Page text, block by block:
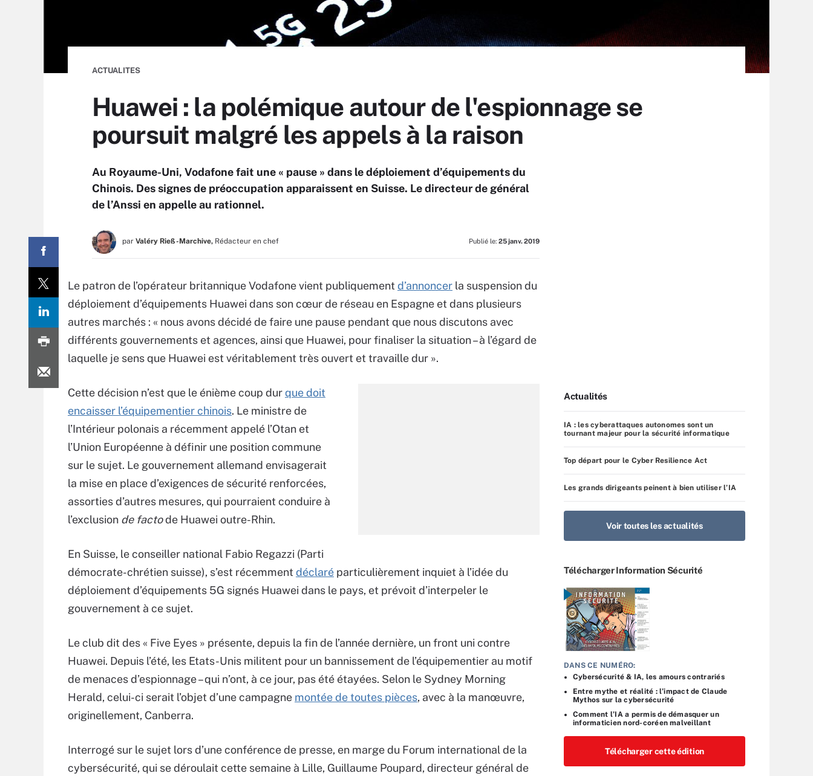
ACTUALITES
Huawei : la polémique autour de l'espionnage se
poursuit malgré les appels à la raison
Au Royaume-Uni, Vodafone fait une « pause » dans le déploiement d’équipements du
Chinois. Des signes de préoccupation apparaissent en Suisse. Le directeur de général
de l’Anssi en appelle au rationnel.
par Valéry Rieß-Marchive, Rédacteur en chef Publié le: 25 janv. 2019
Le patron de l’opérateur britannique Vodafone vient publiquement d’annoncer la suspension du
déploiement d’équipements Huawei dans son cœur de réseau en Espagne et dans plusieurs
autres marchés : « nous avons décidé de faire une pause pendant que nous discutons avec
différents gouvernements et agences, ainsi que Huawei, pour finaliser la situation – à l’égard de
laquelle je sens que Huawei est véritablement très ouvert et travaille dur ».
Cette décision n’est que le énième coup durque doit
encaisser l’équipementier chinois. Le ministre de
l’Intérieur polonais a récemment appelé l’Otan et
l’Union Européenne à définir une position commune
sur le sujet. Le gouvernement allemand envisagerait
la mise en place d’exigences de sécurité renforcées,
assorties d’autres mesures, qui pourraient conduire à
l’exclusion de factode Huawei outre-Rhin.
En Suisse, le conseiller national Fabio Regazzi (Parti
démocrate-chrétien suisse), s’est récemment déclaré particulièrement inquiet à l’idée du
déploiement d’équipements 5G signés Huawei dans le pays, et prévoit d’interpeler le
gouvernement à ce sujet.
Le club dit des « Five Eyes » présente, depuis la fin de l’année dernière, un front uni contre
Huawei. Depuis l’été, les Etats-Unis militent pour un bannissement de l’équipementier au motif
de menaces d’espionnage – qui n’ont, à ce jour, pas été étayées. Selon le Sydney Morning
Herald, celui-ci serait l’objet d’une campagne montée de toutes pièces, avec à la manœuvre,
originellement, Canberra.
Interrogé sur le sujet lors d’une conférence de presse, en marge du Forum international de la
cybersécurité, qui se déroulait cette semaine à Lille, Guillaume Poupard, directeur général de
Actualités
IA : les cyberattaques autonomes sont un
tournant majeur pour la sécurité informatique
Top départ pour le Cyber Resilience Act
Les grands dirigeants peinent à bien utiliser l’IA
Voir toutes les actualités
Télécharger Information Sécurité
DANS CE NUMÉRO:
Cybersécurité & IA, les amours contrariés
Entre mythe et réalité : l’impact de Claude
Mythos sur la cybersécurité
Comment l’IA a permis de démasquer un
informaticien nord-coréen malveillant
Télécharger cette édition